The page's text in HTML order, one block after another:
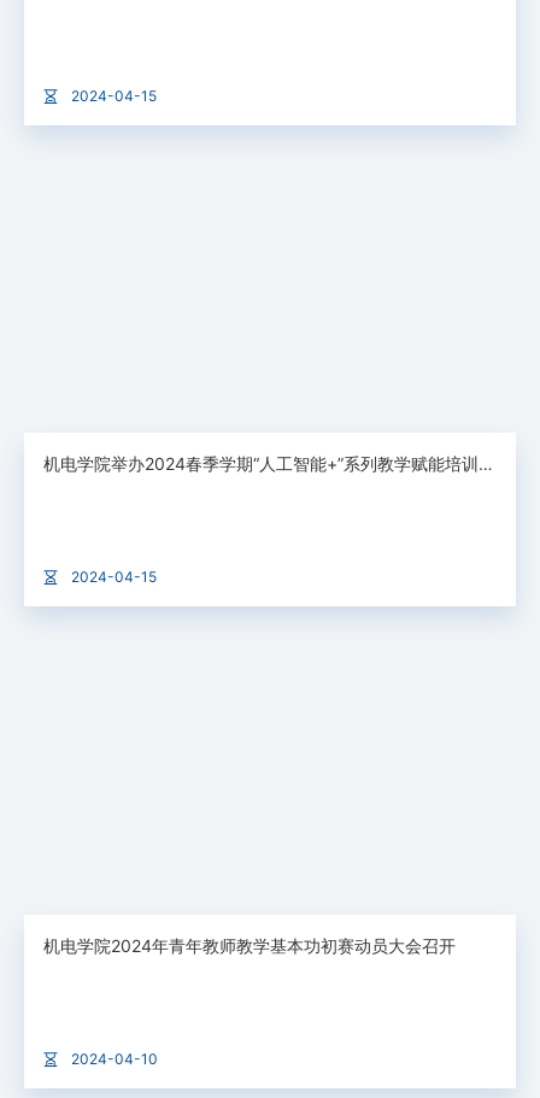
2024-04-15
机电学院举办2024春季学期“人工智能+”系列教学赋能培训第一期：备战青教赛（上）
2024-04-15
机电学院2024年青年教师教学基本功初赛动员大会召开
2024-04-10